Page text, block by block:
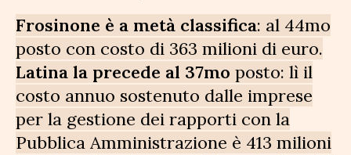
Frosinone è a metà classifica: al 44mo
posto con costo di 363 milioni di euro.
Latina la precede al 37mo posto: lì il
costo annuo sostenuto dalle imprese
per la gestione dei rapporti con la
Pubblica Amministrazione è 413 milioni